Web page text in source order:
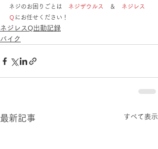
ネジのお困りごとは ネジザウルス ＆ ネジレス
Ｑ にお任せください！
ネジレスQ出動記録
バイク
最新記事 すべて表示